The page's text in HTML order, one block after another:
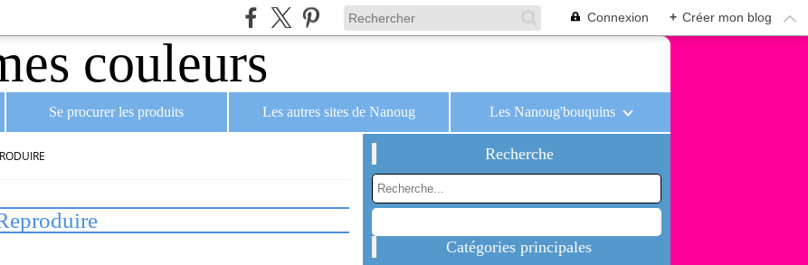
Connexion + Créer mon blog
Se procurer les produits Les autres sites de Nanoug Les Nanoug'bouquins
Recherche
Catégories principales